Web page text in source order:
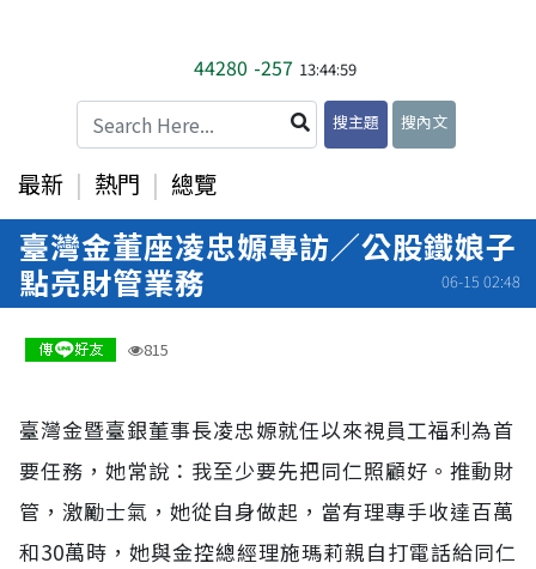
44280 -257 13:44:59
搜主題 搜內文
最新 熱門 總覽
臺灣金董座凌忠嫄專訪／公股鐵娘子
點亮財管業務
06-15 02:48
815
臺灣金暨臺銀董事長凌忠嫄就任以來視員工福利為首
要任務，她常說：我至少要先把同仁照顧好。推動財
管，激勵士氣，她從自身做起，當有理專手收達百萬
和30萬時，她與金控總經理施瑪莉親自打電話給同仁